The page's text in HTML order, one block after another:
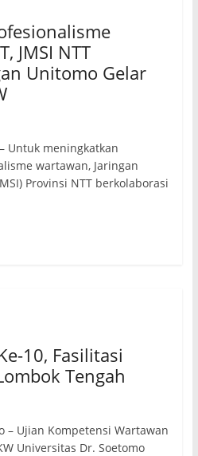
JMSI NTT
Unitomo Gelar
Untuk meningkatkan
wartawan, Jaringan
Provinsi NTT berkolaborasi
10, Fasilitasi
Tengah
– Ujian Kompetensi Wartawan
Universitas Dr. Soetomo